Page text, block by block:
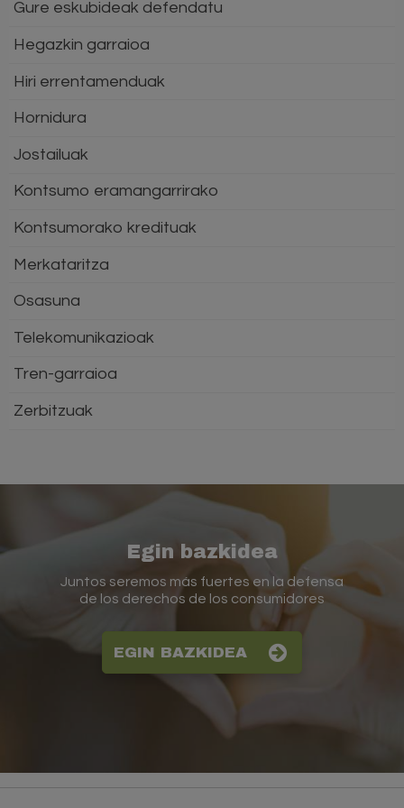
Gure eskubideak defendatu
Hegazkin garraioa
Hiri errentamenduak
Hornidura
Jostailuak
Kontsumo eramangarrirako
Kontsumorako kredituak
Merkataritza
Osasuna
Telekomunikazioak
Tren-garraioa
Zerbitzuak
Egin bazkidea
Juntos seremos más fuertes en la defensa
de los derechos de los consumidores
EGIN BAZKIDEA